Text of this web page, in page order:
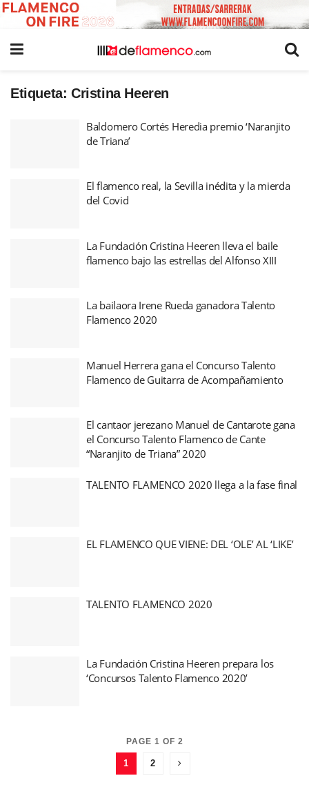
Etiqueta: Cristina Heeren
Baldomero Cortés Heredia premio ‘Naranjito
de Triana’
El flamenco real, la Sevilla inédita y la mierda
del Covid
La Fundación Cristina Heeren lleva el baile
flamenco bajo las estrellas del Alfonso XIII
La bailaora Irene Rueda ganadora Talento
Flamenco 2020
Manuel Herrera gana el Concurso Talento
Flamenco de Guitarra de Acompañamiento
El cantaor jerezano Manuel de Cantarote gana
el Concurso Talento Flamenco de Cante
“Naranjito de Triana” 2020
TALENTO FLAMENCO 2020 llega a la fase final
EL FLAMENCO QUE VIENE: DEL ‘OLE’ AL ‘LIKE’
TALENTO FLAMENCO 2020
La Fundación Cristina Heeren prepara los
‘Concursos Talento Flamenco 2020’
PAGE 1 OF 2
1 2